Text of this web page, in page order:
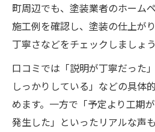
町周辺でも、塗装業者のホーム
施工例を確認し、塗装の仕上が
丁寧さなどをチェックしましょう
口コミでは「説明が丁寧だった
しっかりしている」などの具体
めます。一方で「予定より工期
発生した」といったリアルな声